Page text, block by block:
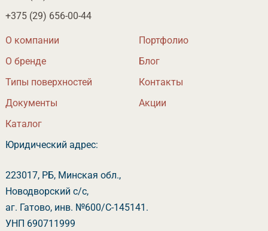
+375 (29) 656-00-44
О компании
О бренде
Типы поверхностей
Документы
Катало
Портфолио
Бло
Контакты
Акции
Юридический адрес:
223017, РБ, Минская обл.,
Новодворский с/с,
аг. Гатово, инв. №600/С-145141.
УНП 690711999